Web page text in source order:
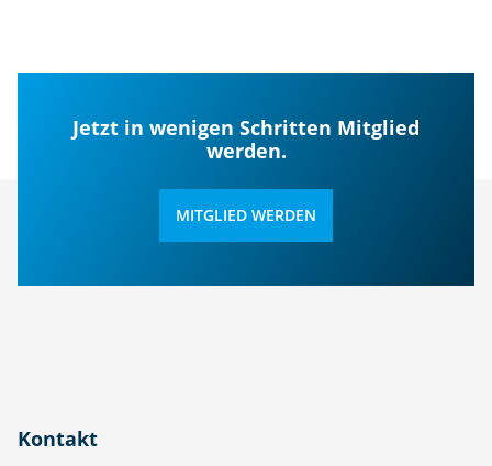
Jetzt in wenigen Schritten Mitglied
werden.
MITGLIED WERDEN
Kontakt